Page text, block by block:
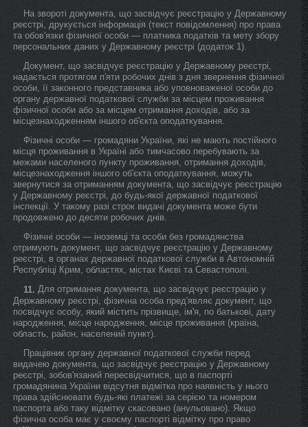
На звороті документа, що засвідчує реєстрацію у Державному
реєстрі, друкується інформація (текст повідомлення) про права
та обов'язки фізичної особи — платника податків та мету збору
персональних даних у Державному реєстрі (додаток 1).
Документ, що засвідчує реєстрацію у Державному реєстрі,
надається протягом п'яти робочих днів з дня звернення фізичної
особи, її законного представника або уповноваженої особи до
органу державної податкової служби за місцем проживання
фізичної особи або за місцем отримання доходів, або за
місцезнаходженням іншого об'єкта оподаткування.
Фізичні особи — громадяни України, які не мають постійного
місця проживання в Україні або тимчасово перебувають за
межами населеного пункту проживання, отримання доходів,
місцезнаходження іншого об'єкта оподаткування, можуть
звернутися за отриманням документа, що засвідчує реєстрацію
у Державному реєстрі, до будь-якої державної податкової
інспекції. У такому разі строк видачі документа може бути
продовжено до десяти робочих днів.
Фізичні особи — іноземці та особи без громадянства
отримують документ, що засвідчує реєстрацію у Державному
реєстрі, в органах державної податкової служби в Автономній
Республіці Крим, областях, містах Києві та Севастополі.
11. Для отримання документа, що засвідчує реєстрацію у
Державному реєстрі, фізична особа пред'являє документ, що
посвідчує особу, який містить прізвище, ім'я, по батькові, дату
народження, місце народження, місце проживання (країна,
область, район, населений пункт).
Працівник органу державної податкової служби перед
видачею документа, що засвідчує реєстрацію у Державному
реєстрі, зобов'язаний пересвідчитися, що в паспорті
громадянина України відсутня відмітка про наявність у нього
права здійснювати будь-які платежі за серією та номером
паспорта або таку відмітку скасовано (анульовано). Якщо
фізична особа має у своєму паспорті відмітку про право